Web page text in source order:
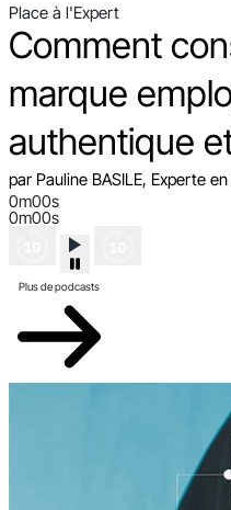
Place à l'Expert
Comment
marque
authentique
par Pauline BASILE, Experte
0m00s
0m00s
Plus de podcasts